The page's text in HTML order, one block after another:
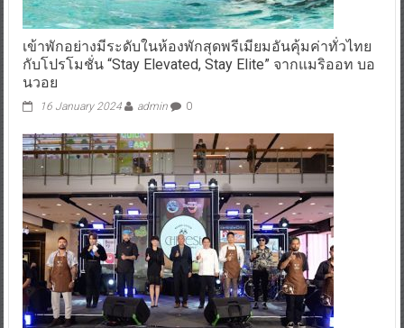
เข้าพักอย่างมีระดับในห้องพักสุดพรีเมียมอันคุ้มค่าทั่วไทย
กับโปรโมชั่น “Stay Elevated, Stay Elite” จากแมริออท บอ
นวอย
16 January 2024 admin 0